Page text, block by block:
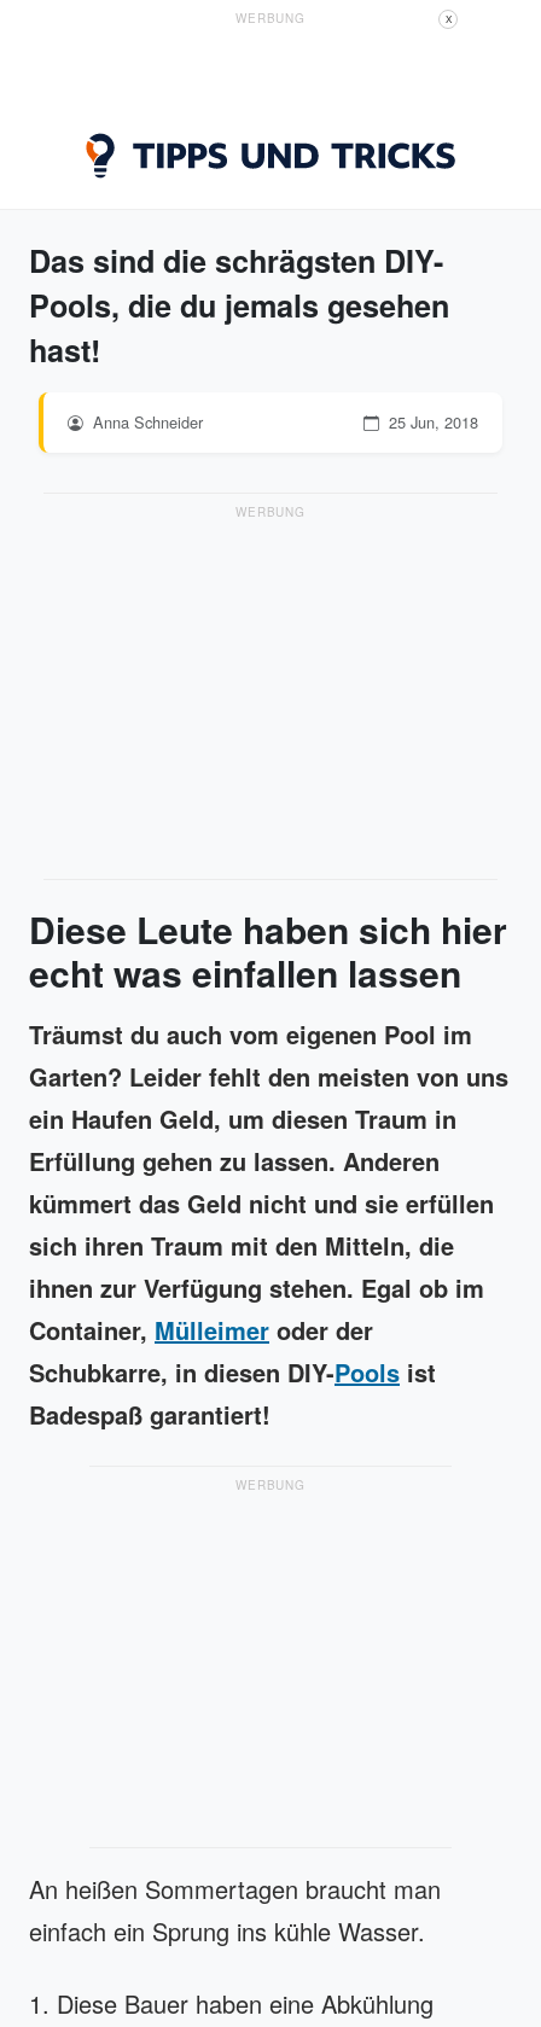
WERBUNG X
Das sind die schrägsten DIY-
Pools, die du jemals gesehen
hast!
Anna Schneider 25 Jun, 2018
WERBUNG
Diese Leute haben sich hier
echt was einfallen lassen
Träumst du auch vom eigenen Pool im
Garten? Leider fehlt den meisten von uns
ein Haufen Geld, um diesen Traum in
Erfüllung gehen zu lassen. Anderen
kümmert das Geld nicht und sie erfüllen
sich ihren Traum mit den Mitteln, die
ihnen zur Verfügung stehen. Egal ob im
Container, Mülleimer oder der
Schubkarre, in diesen DIY-Pools ist
Badespaß garantiert!
WERBUNG
An heißen Sommertagen braucht man
einfach ein Sprung ins kühle Wasser.
1. Diese Bauer haben eine Abkühlung